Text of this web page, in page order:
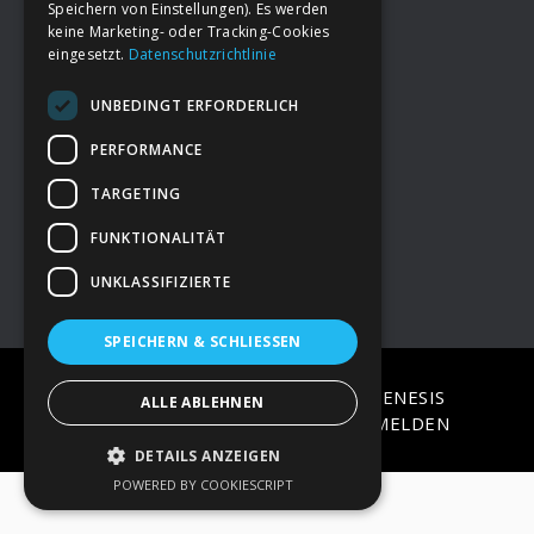
FooterDeine Spende
→ Impressum
→Kontakt zum PAO Team
COPYRIGHT © 2026 · ON
GENESIS
FRAMEWORK·WORDPRESS·ANMELDEN
Speichern von Einstellungen). Es werden
keine Marketing- oder Tracking-Cookies
eingesetzt. Datenschutzrichtlinie
UNBEDINGT ERFORDERLICH
PERFORMANCE
TARGETING
FUNKTIONALITÄT
UNKLASSIFIZIERTE
SPEICHERN & SCHLIESSEN
ALLE ABLEHNEN
DETAILS ANZEIGEN
POWERED BY COOKIESCRIPT